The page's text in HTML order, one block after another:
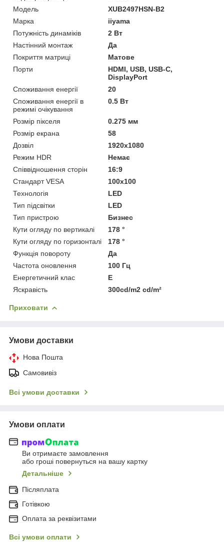
Мoдель
XUB2497HSN-B2
Марка
iiyama
Потужність динаміків
2 Вт
Настінний монтаж
Да
Покриття матриці
Матове
Порти
HDMI, USB, USB-C,
DisplayPort
Споживання енергії
20
Споживання енергії в
режимі очікування
0.5 Вт
Розмір пікселя
0.275 мм
Розмір екрана
58
Дозвіл
1920x1080
Режим HDR
Немає
Співвідношення сторін
16:9
Стандарт VESA
100x100
Технологія
LED
Тип підсвітки
LED
Тип пристрою
Бизнес
Кути огляду по вертикалі
178 °
Кути огляду по горизонталі
178 °
Функція повороту
Да
Частота оновлення
100 Гц
Енергетичний клас
E
Яскравість
300cd/m2 cd/m²
Приховати
Умови доставки
Нова Пошта
Самовивіз
Всі умови доставки
Умови оплати
Ви отримаєте замовлення
або гроші повернуться на вашу картку
Детальніше
Післяплата
Готівкою
Оплата за реквізитами
Всі умови оплати